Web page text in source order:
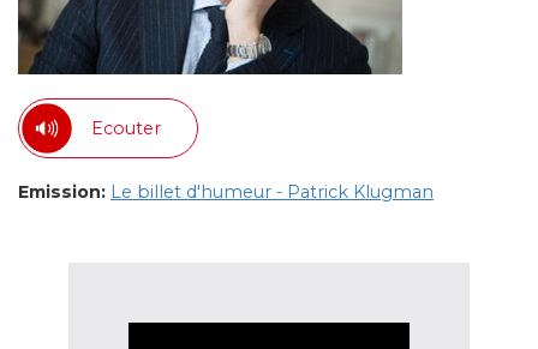
Ecouter
Emission: Le billet d'humeur - Patrick Klugman